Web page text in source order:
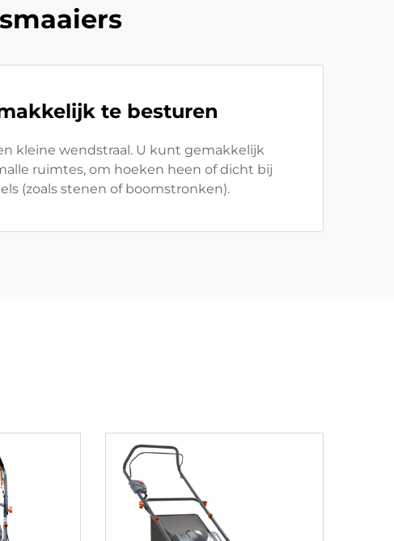
te besturen
kleine wendstraal. U kunt gemakkelijk
ruimtes, om hoeken heen of dicht bij
(zoals stenen of boomstronken).